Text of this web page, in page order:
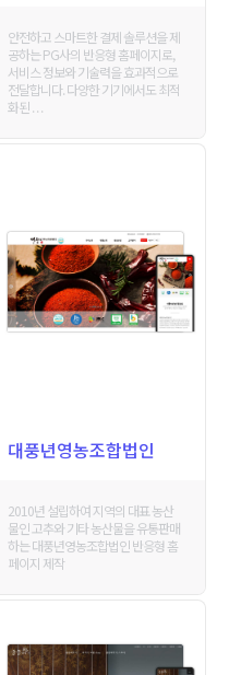
안전하고 스마트한 결제 솔루션을 제
공하는 PG사의 반응형 홈페이지로,
서비스 정보와 기술력을 효과적으로
전달합니다. 다양한 기기에서도 최적
화된 . . .
대풍년영농조합법인
2010년 설립하여 지역의 대표 농산
물인 고추와 기타 농산물을 유통판매
하는 대풍년영농조합법인 반응형 홈
페이지 제작